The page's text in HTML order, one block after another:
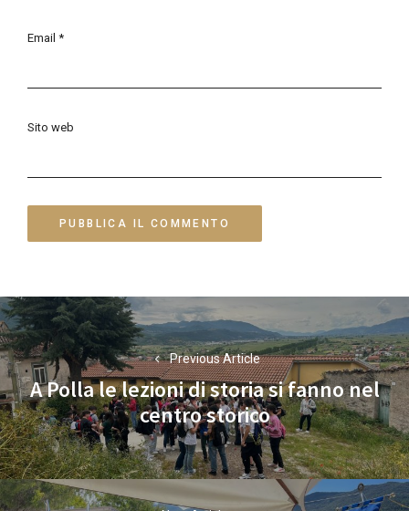
Email *
Sito web
Navigazione
articoli
Previous Article
Previous
post:
A Polla le lezioni di storia si fanno nel
centro storico